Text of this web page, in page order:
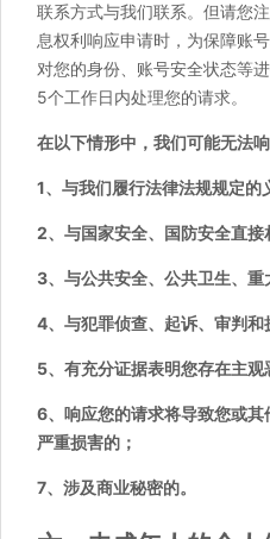
联系方式与我们联系。但请您
息权利响应申请时，为保障账
对您的身份、账号安全状态等
5个工作日内处理您的请求。
在以下情形中，我们可能无法
1、与我们履行法律法规规定的
2、与国家安全、国防安全直接
3、与公共安全、公共卫生、重
4、与犯罪侦查、起诉、审判和
5、有充分证据表明您存在主观
6、响应您的请求将导致您或
严重损害的；
7、涉及商业秘密的。